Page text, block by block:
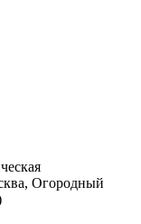
Огородный